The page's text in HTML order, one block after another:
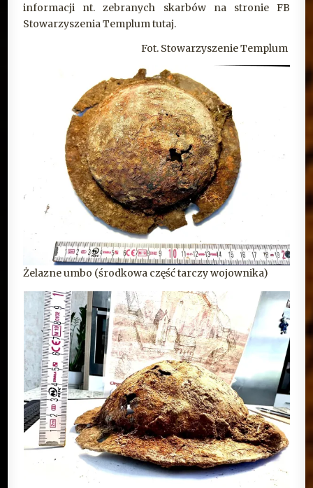
informacji nt. zebranych skarbów na stronie FB
Stowarzyszenia Templumtutaj.
Fot. Stowarzyszenie Templum
Żelazne umbo (środkowa część tarczy wojownika)